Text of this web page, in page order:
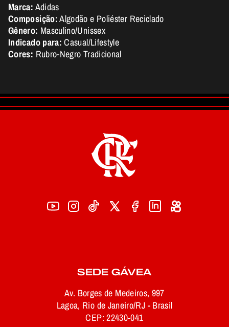
Marca: Adidas
Composição:Algodão e Poliéster Reciclado
Gênero: Masculino/Unissex
Indicado para: Casual/Lifestyle
Cores: Rubro-Negro Tradicional
SEDE GÁVEA
Av. Borges de Medeiros, 997
Lagoa, Rio de Janeiro/RJ - Brasil
CEP: 22430-041